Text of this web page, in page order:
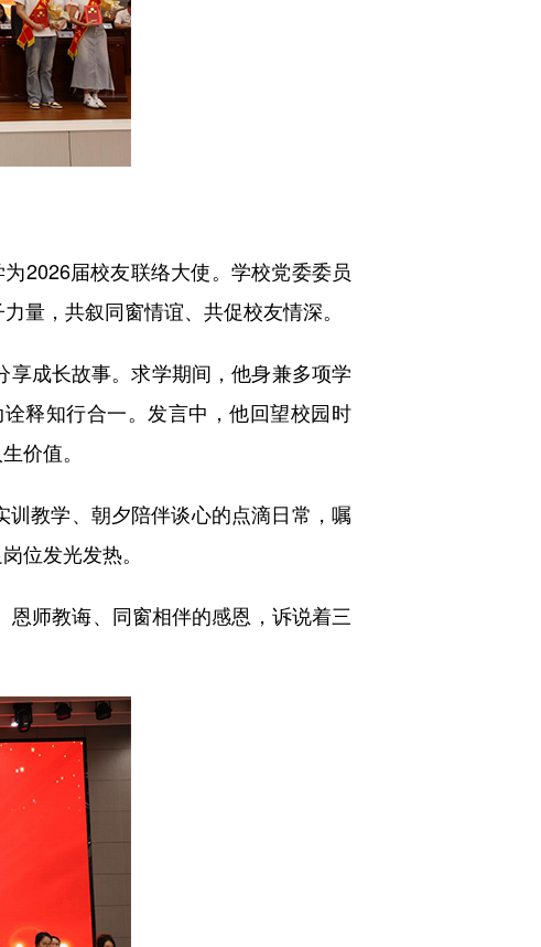
2026届校友联络大使。学校党委委员
量，共叙同窗情谊、共促校友情深。
成长故事。求学期间，他身兼多项学
释知行合一。发言中，他回望校园时
价值。
教学、朝夕陪伴谈心的点滴日常，嘱
位发光发热。
师教诲、同窗相伴的感恩，诉说着三